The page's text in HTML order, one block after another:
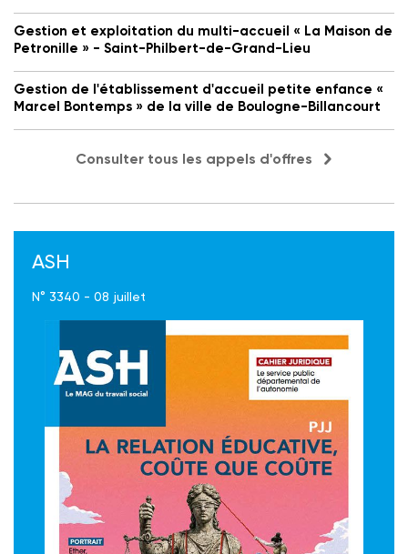
Gestion et exploitation du multi-accueil « La Maison de
Petronille » - Saint-Philbert-de-Grand-Lieu
Gestion de l'établissement d'accueil petite enfance «
Marcel Bontemps » de la ville de Boulogne-Billancourt
Consulter tous les appels d'offres
ASH
N° 3340 - 08 juillet